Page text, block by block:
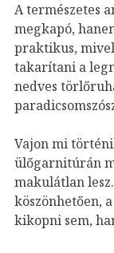
A természetes
megkapó,
praktikus,
takarítani a
nedves
Vajon mi
ülőgarnitúrán
makulátlan
köszönhetően,
kikopni sem,